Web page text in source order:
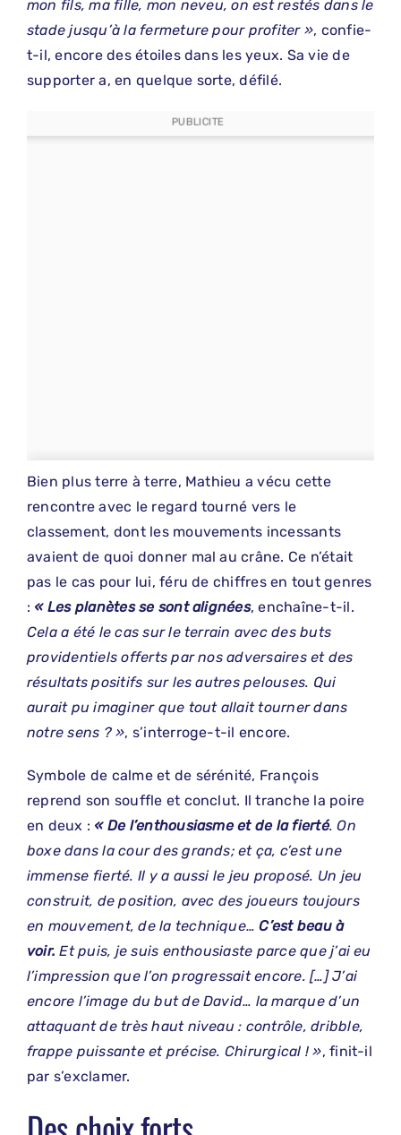
mon fils, ma fille, mon neveu, on est restés dans le
stade jusqu’à la fermeture pour profiter », confie-
t-il, encore des étoiles dans les yeux. Sa vie de
supporter a, en quelque sorte, défilé.
PUBLICITE
Bien plus terre à terre, Mathieu a vécu cette
rencontre avec le regard tourné vers le
classement, dont les mouvements incessants
avaient de quoi donner mal au crâne. Ce n’était
pas le cas pour lui, féru de chiffres en tout genres
: « Les planètes se sont alignées, enchaîne-t-il.
Cela a été le cas sur le terrain avec des buts
providentiels offerts par nos adversaires et des
résultats positifs sur les autres pelouses. Qui
aurait pu imaginer que tout allait tourner dans
notre sens ? », s’interroge-t-il encore.
Symbole de calme et de sérénité, François
reprend son souffle et conclut. Il tranche la poire
en deux : « De l’enthousiasme et de la fierté. On
boxe dans la cour des grands; et ça, c’est une
immense fierté. Il y a aussi le jeu proposé. Un jeu
construit, de position, avec des joueurs toujours
en mouvement, de la technique…C’est beau à
voir. Et puis, je suis enthousiaste parce que j’ai eu
l’impression que l’on progressait encore. […] J’ai
encore l’image du but de David… la marque d’un
attaquant de très haut niveau : contrôle, dribble,
frappe puissante et précise. Chirurgical ! », finit-il
par s’exclamer.